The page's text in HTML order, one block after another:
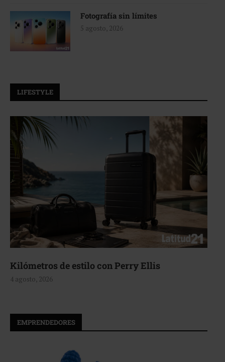
Fotografía sin límites
5 agosto, 2026
LIFESTYLE
Aerie, texturas que fluyen
4 agosto, 2026
EMPRENDEDORES